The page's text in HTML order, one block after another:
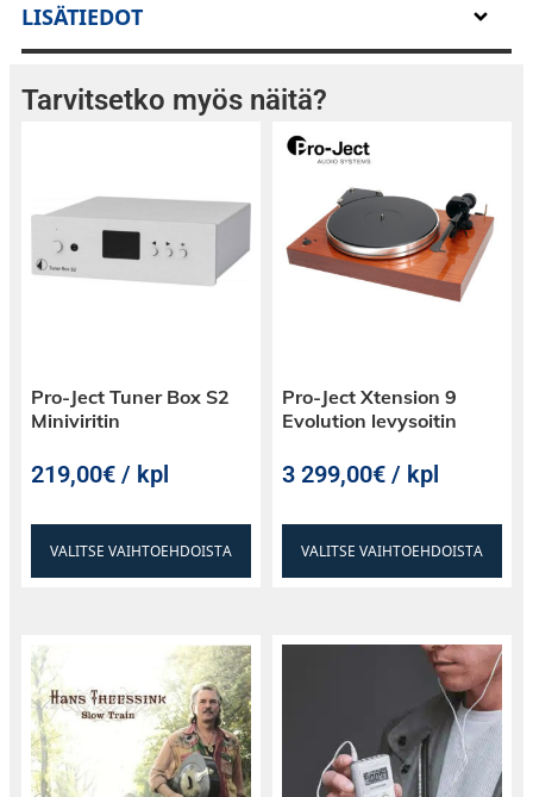
Kanavaerotus parempi kuin 25 dB @ 1 kHz
Staattinen komplianssi: 25 mm/N
Dynaaminen komplianssi @ 10 Hz 15
mm/N Vertikaalinen neulakulma: 24° Stylus
Radius Vital Fine Line Kuormitusresistanssi:
100 Ω Kuormitus kapasitanssi: 100 - 1000
pF Sisänen induktanssi: 3 uH Sisäinen
(12.7 mm) Toisto paino: 1.5 - 2.0 g (1.7 g
suositeltu)
LISÄTIEDOT
Tarvitsetko myös näitä?
Pro-Ject Tuner Box S2
Miniviritin
219,00€ / kpl
VALITSE VAIHTOEHDOISTA
Pro-Ject Xtension 9
Evolution levysoitin
3 299,00€ / kpl
VALITSE VAIHTOEHDOISTA